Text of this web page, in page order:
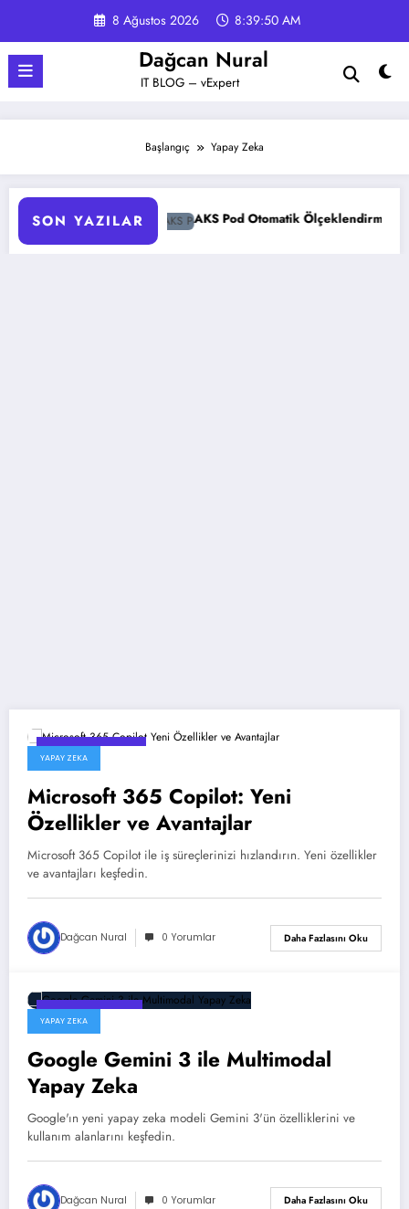
8 Ağustos 2026 8:39:51 AM
Dağcan Nural
IT BLOG – vExpert
Başlangıç Yapay Zeka
SON YAZILARAKS Pod Otomatik Ölçeklendirme Ayarları Rehberi
YAPAY ZEKA
Microsoft 365 Copilot: Yeni
Özellikler ve Avantajlar
Microsoft 365 Copilot ile iş süreçlerinizi hızlandırın. Yeni özellikler
ve avantajları keşfedin.
Dağcan Nural 0 Yorumlar Daha Fazlasını Oku
YAPAY ZEKA
Google Gemini 3 ile Multimodal
Yapay Zeka
Google'ın yeni yapay zeka modeli Gemini 3'ün özelliklerini ve
kullanım alanlarını keşfedin.
Dağcan Nural 0 Yorumlar Daha Fazlasını Oku